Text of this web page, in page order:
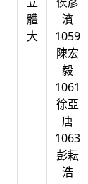
體
大
濱
1059
陳宏
毅
1061
徐亞
唐
1063
彭耘
浩